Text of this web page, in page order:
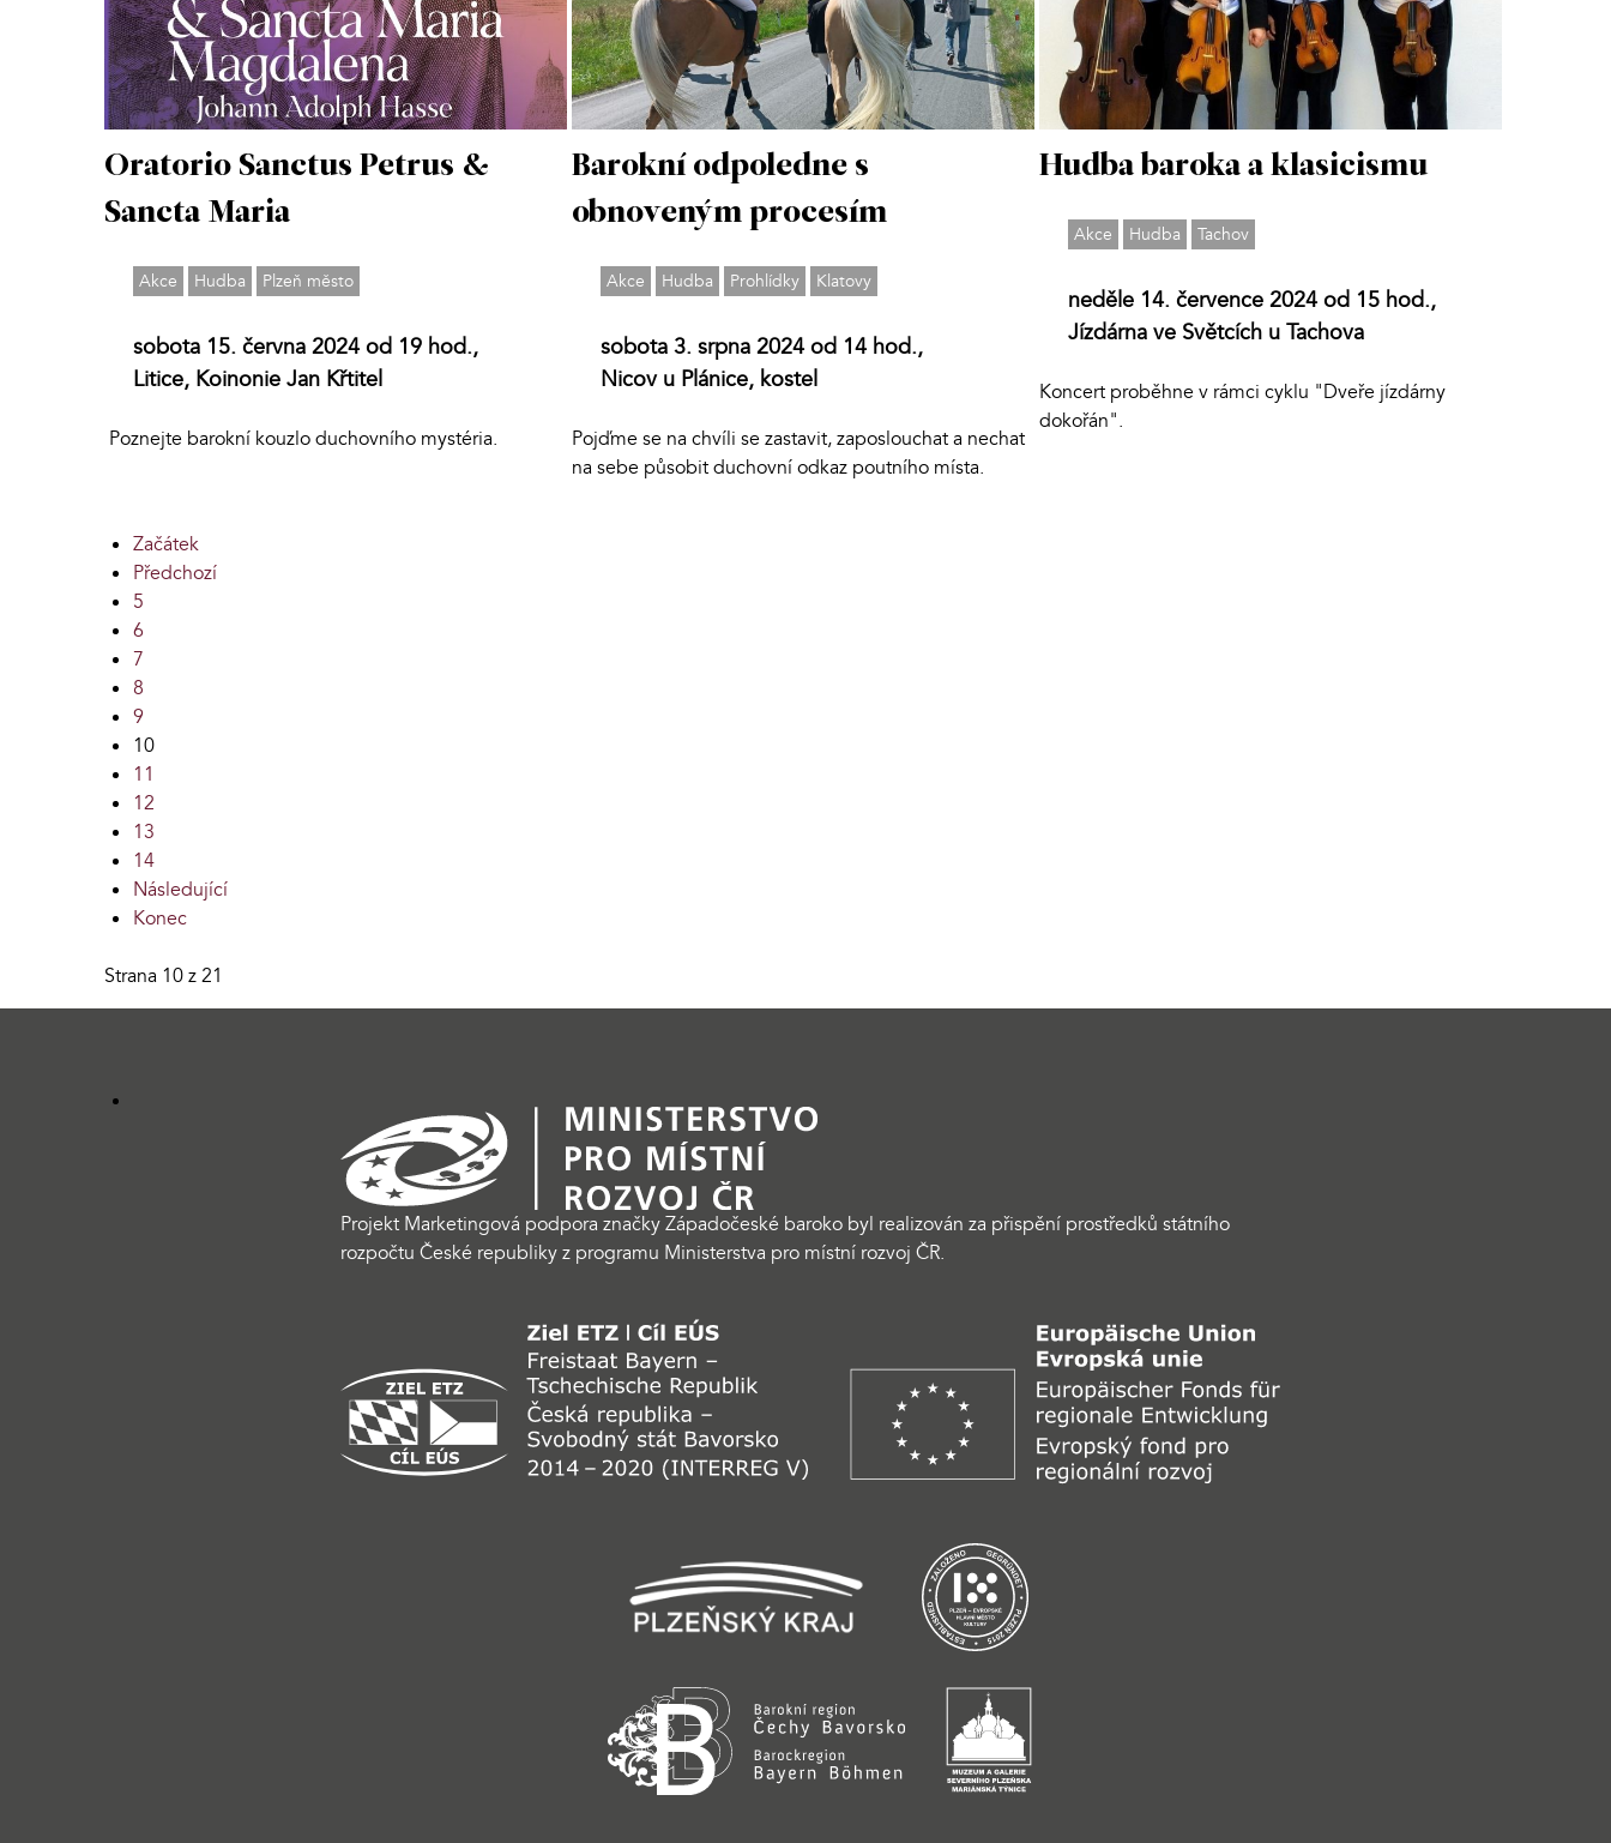
Oratorio Sanctus Petrus &
Sancta Maria
Akce Hudba Plzeň město
sobota 15. června 2024 od 19 hod.,
Litice, Koinonie Jan Křtitel
Poznejte barokní kouzlo duchovního mystéria.
Barokní odpoledne s
obnoveným procesím
Akce Hudba Prohlídky Klatovy
sobota 3. srpna 2024 od 14 hod.,
Nicov u Plánice, kostel
Pojďme se na chvíli se zastavit, zaposlouchat a nechat
na sebe působit duchovní odkaz poutního místa.
Hudba baroka a klasicismu
Akce Hudba Tachov
neděle 14. července 2024 od 15 hod.,
Jízdárna ve Světcích u Tachova
Koncert proběhne v rámci cyklu "Dveře jízdárny
dokořán".
Začátek
Předchozí
5
6
7
8
9
10
11
12
13
14
Následující
Konec
Strana 10 z 21
Projekt Marketingová podpora značky Západočeské baroko byl realizován za přispění prostředků státního
rozpočtu České republiky z programu Ministerstva pro místní rozvoj ČR.